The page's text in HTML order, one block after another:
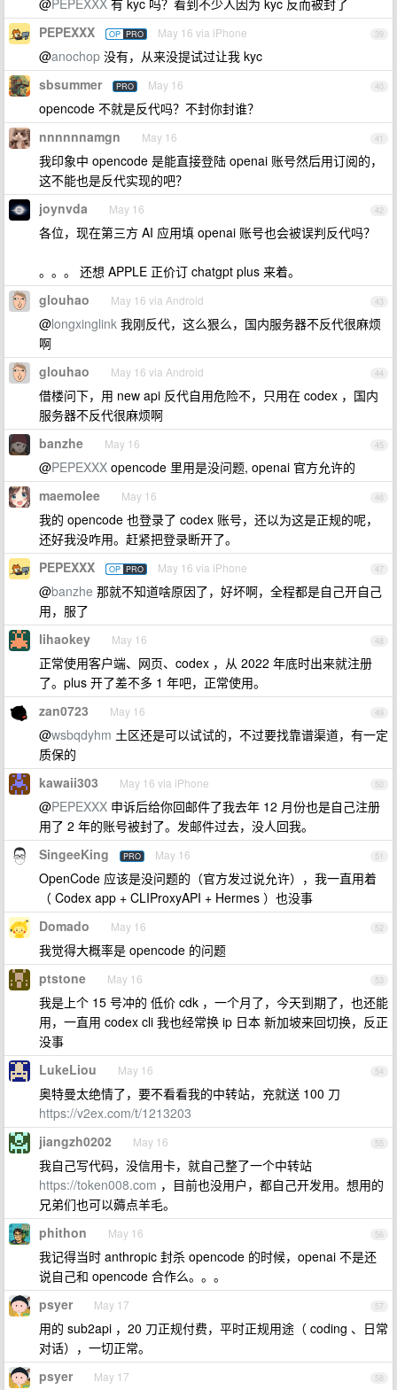
@PEPEXXX 有 kyc 吗？看到不少人因为 kyc 反而被封了
39
PEPEXXX OP PRO May 16 via iPhone
@anochop 没有，从来没提试过让我 kyc
40
sbsummer PRO May 16
opencode 不就是反代吗？不封你封谁？
41
nnnnnnamgn May 16
我印象中 opencode 是能直接登陆 openai 账号然后用订阅的，
这不能也是反代实现的吧？
42
joynvda May 16
各位，现在第三方 AI 应用填 openai 账号也会被误判反代吗？
。。。 还想 APPLE 正价订 chatgpt plus 来着。
43
glouhao May 16 via Android
@longxinglink 我刚反代，这么狠么，国内服务器不反代很麻烦
啊
44
glouhao May 16 via Android
借楼问下，用 new api 反代自用危险不，只用在 codex ，国内
服务器不反代很麻烦啊
45
banzhe May 16
@PEPEXXX opencode 里用是没问题, openai 官方允许的
46
maemolee May 16
我的 opencode 也登录了 codex 账号，还以为这是正规的呢，
还好我没咋用。赶紧把登录断开了。
47
PEPEXXX OP PRO May 16 via iPhone
@banzhe 那就不知道啥原因了，好坏啊，全程都是自己开自己
用，服了
48
lihaokey May 16
正常使用客户端、网页、codex ，从 2022 年底时出来就注册
了。plus 开了差不多 1 年吧，正常使用。
49
zan0723 May 16
@wsbqdyhm 土区还是可以试试的，不过要找靠谱渠道，有一定
质保的
50
kawaii303 May 16 via iPhone
@PEPEXXX 申诉后给你回邮件了我去年 12 月份也是自己注册
用了 2 年的账号被封了。发邮件过去，没人回我。
51
SingeeKing PRO May 16
OpenCode 应该是没问题的（官方发过说允许），我一直用着
（ Codex app + CLIProxyAPI + Hermes ）也没事
52
Domado May 16
我觉得大概率是 opencode 的问题
53
ptstone May 16
我是上个 15 号冲的 低价 cdk ，一个月了，今天到期了，也还能
用，一直用 codex cli 我也经常换 ip 日本 新加坡来回切换，反正
没事
54
LukeLiou May 16
奥特曼太绝情了，要不看看我的中转站，充就送 100 刀
https://v2ex.com/t/1213203
55
jiangzh0202 May 16
我自己写代码，没信用卡，就自己整了一个中转站
https://token008.com ，目前也没用户，都自己开发用。想用的
兄弟们也可以薅点羊毛。
56
phithon May 16
我记得当时 anthropic 封杀 opencode 的时候，openai 不是还
说自己和 opencode 合作么。。。
57
psyer May 17
用的 sub2api ，20 刀正规付费，平时正规用途（ coding 、日常
对话），一切正常。
58
psyer May 17